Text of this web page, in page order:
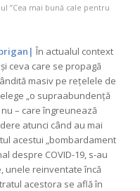
”Cea mai bună cale pentru
În actualul context
ceva care se propagă
masiv pe rețelele de
„o supraabundență
– care îngreunează
atunci când au mai
acestui „bombardament
despre COVID-19, s-au
unele reinventate încă
acestora se află în